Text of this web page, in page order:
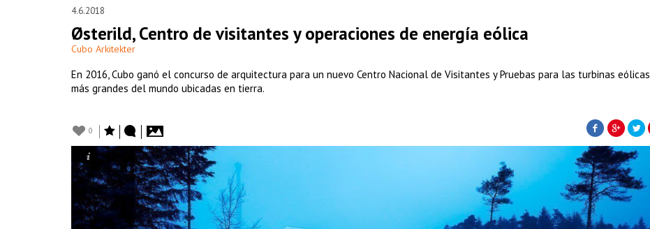
4.6.2018
Østerild, Centro de visitantes y operaciones de energía eólica
Cubo Arkitekter
En 2016, Cubo ganó el concurso de arquitectura para un nuevo Centro Nacional de Visitantes y Pruebas para las turbinas eólicas
más grandes del mundo ubicadas en tierra.
0